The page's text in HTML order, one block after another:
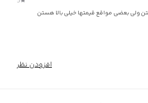
بعضی مواقع قیمتها خیلی بالا هستن
افزودن نظر